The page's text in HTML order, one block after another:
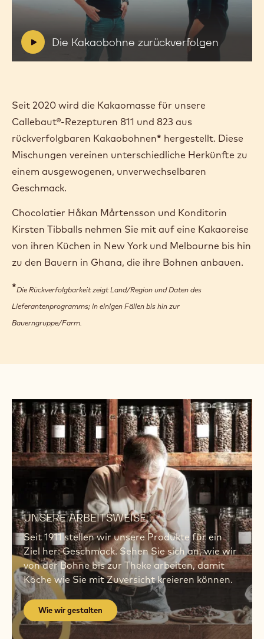
V
:
Die Kakaobohne zurückverfolgen
abspielen:
Kakaobohne
zurückverfolgen
Seit 2020 wird die Kakaomasse für unsere
Callebaut®-Rezepturen 811 und 823 aus
rückverfolgbaren Kakaobohnen* hergestellt. Diese
Mischungen vereinen unterschiedliche Herkünfte zu
einem ausgewogenen, unverwechselbaren
Geschmack.
Chocolatier Håkan Mårtensson und Konditorin
Kirsten Tibballs nehmen Sie mit auf eine Kakaoreise
von ihren Küchen in New York und Melbourne bis hin
zu den Bauern in Ghana, die ihre Bohnen anbauen.
*Die Rückverfolgbarkeit zeigt Land/Region und Daten des
Lieferantenprogramms; in einigen Fällen bis hin zur
Bauerngruppe/Farm.
UNSERE ARBEITSWEISE
Seit 1911 stellen wir unsere Produkte für ein
Ziel her: Geschmack. Sehen Sie sich an, wie wir
von der Bohne bis zur Theke arbeiten, damit
Köche wie Sie mit Zuversicht kreieren können.
Wie wir gestalten
Wie
wir
gestalten
Wie
wir
gestalten